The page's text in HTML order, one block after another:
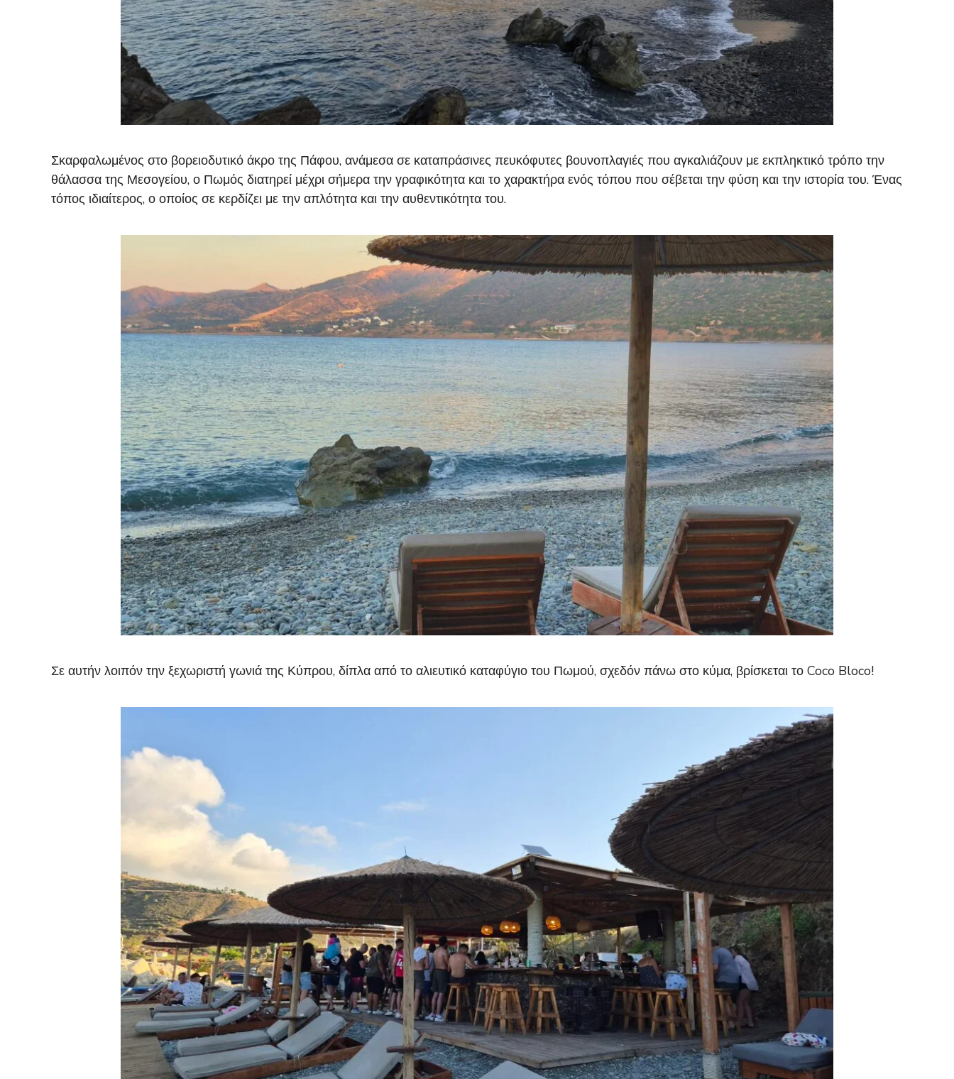
Σκαρφαλωμένος στο βορειοδυτικό άκρο της Πάφου, ανάμεσα σε καταπράσινες πευκόφυτες βουνοπλαγιές που αγκαλιάζουν με εκπληκτικό τρόπο την
θάλασσα της Μεσογείου, ο Πωμός διατηρεί μέχρι σήμερα την γραφικότητα και το χαρακτήρα ενός τόπου που σέβεται την φύση και την ιστορία του. Ένας
τόπος ιδιαίτερος, ο οποίος σε κερδίζει με την απλότητα και την αυθεντικότητα του.
Σε αυτήν λοιπόν την ξεχωριστή γωνιά της Κύπρου, δίπλα από το αλιευτικό καταφύγιο του Πωμού, σχεδόν πάνω στο κύμα, βρίσκεται το Coco Bloco!